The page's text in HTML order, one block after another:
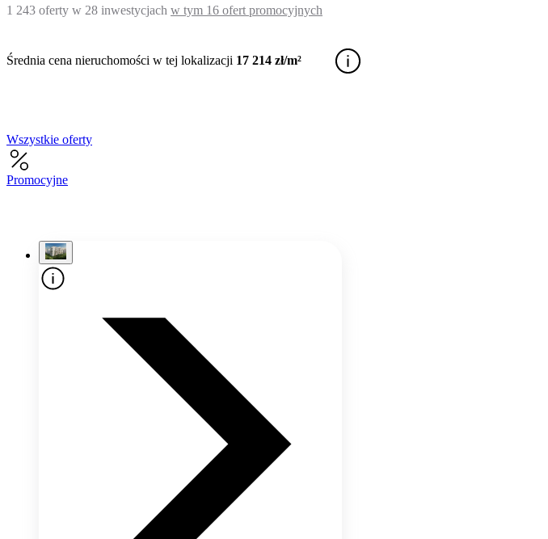
1 243 oferty w 28 inwestycjach w tym 16 ofert promocyjnych
Średnia cena nieruchomości w tej lokalizacji 17 214 zł/m²
Wszystkie oferty
Promocyjne